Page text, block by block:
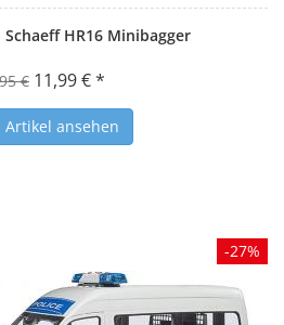
HR16 Minibagger
€ 11,99 € *
Artikel ansehen
-27%